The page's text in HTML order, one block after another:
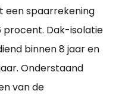
een spaarrekening
procent. Dak-isolatie
binnen 8 jaar en
Onderstaand
van de